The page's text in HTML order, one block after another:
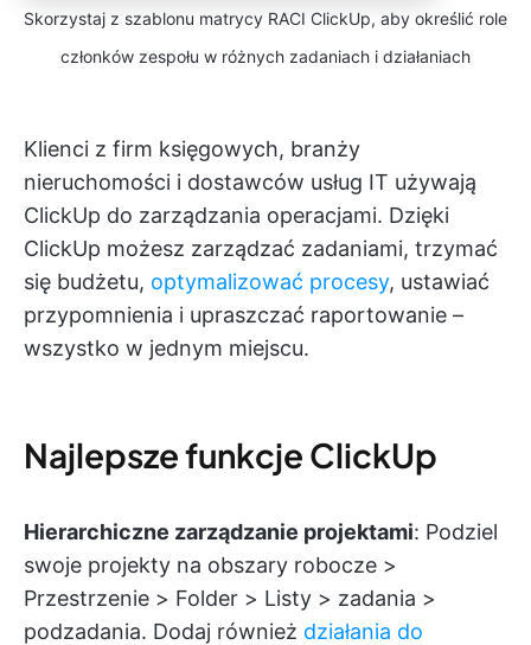
Skorzystaj z szablonu matrycy RACI ClickUp, aby określić role
członków zespołu w różnych zadaniach i działaniach
Klienci z firm księgowych, branży
nieruchomości i dostawców usług IT używają
ClickUp do zarządzania operacjami. Dzięki
ClickUp możesz zarządzać zadaniami, trzymać
się budżetu, optymalizować procesy, ustawiać
przypomnienia i upraszczać raportowanie –
wszystko w jednym miejscu.
Najlepsze funkcje ClickUp
Hierarchiczne zarządzanie projektami: Podziel
swoje projekty na obszary robocze >
Przestrzenie > Folder > Listy > zadania >
podzadania. Dodaj również działania do